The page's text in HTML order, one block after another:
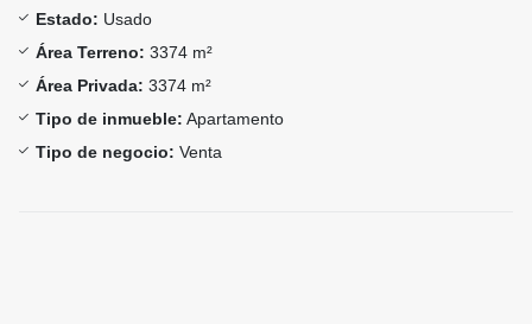
Estado: Usado
Área Terreno: 3374 m²
Área Privada: 3374 m²
Tipo de inmueble: Apartamento
Tipo de negocio: Venta